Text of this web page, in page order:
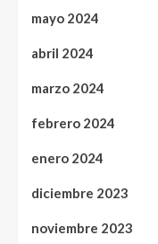
mayo 2024
abril 2024
marzo 2024
febrero 2024
enero 2024
diciembre 2023
noviembre 2023